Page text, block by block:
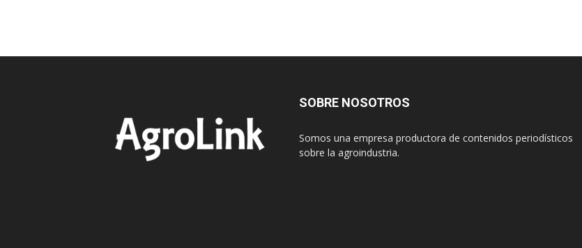
SOBRE NOSOTROS
Somos una empresa productora de contenidos periodísticos
sobre la agroindustria.